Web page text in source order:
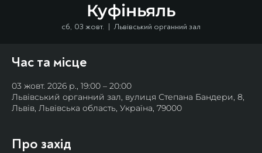
Куфіньяль
сб, 03 жовт.
  |
Львівський органний зал
Час та місце
03 жовт. 2026 р., 19:00 – 20:00
Львівський органний зал, вулиця Степана Бандери, 8,
Львів, Львівська область, Україна, 79000
Про захід